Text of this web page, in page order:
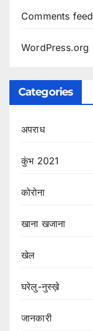
Comments feed
WordPress.org
Categories
अपराध
कुंभ 2021
कोरोना
खाना खजाना
खेल
घरेलु-नुस्ख़े
जानकारी